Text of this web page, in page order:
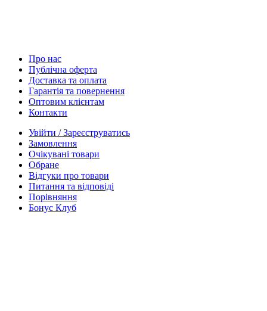
Про нас
Публічна оферта
Доставка та оплата
Гарантія та повернення
Оптовим клієнтам
Контакти
Увійти / Зареєструватись
Замовлення
Очікувані товари
Обране
Відгуки про товари
Питання та відповіді
Порівняння
Бонус Клуб